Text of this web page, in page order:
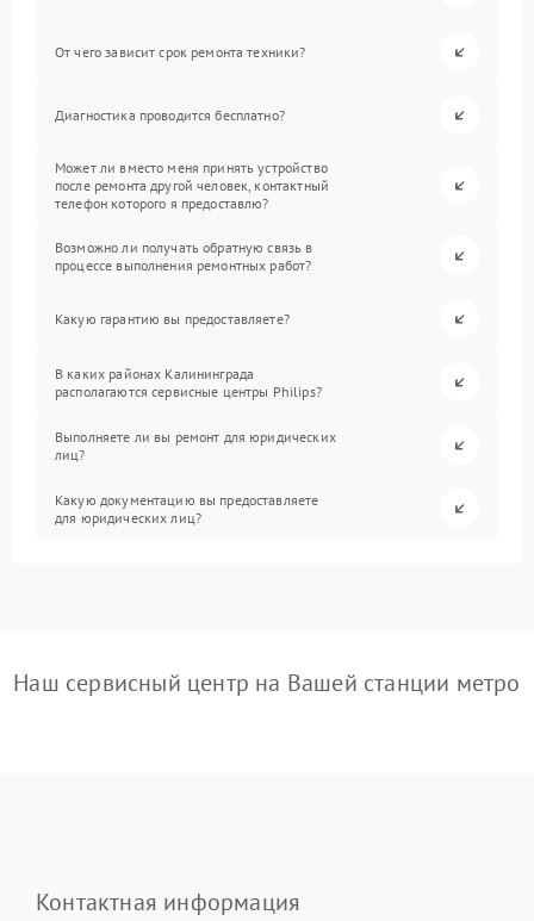
От чего зависит срок ремонта техники?
Диагностика проводится бесплатно?
Может ли вместо меня принять устройство
после ремонта другой человек, контактный
телефон которого я предоставлю?
Возможно ли получать обратную связь в
процессе выполнения ремонтных работ?
Какую гарантию вы предоставляете?
В каких районах Калининграда
располагаются сервисные центры Philips?
Выполняете ли вы ремонт для юридических
лиц?
Какую документацию вы предоставляете
для юридических лиц?
Наш сервисный центр на Вашей станции метро
Контактная информация